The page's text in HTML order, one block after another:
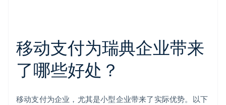
移动支付为瑞典企业带来
了哪些好处？
移动支付为企业，尤其是小型企业带来了实际优势。以下